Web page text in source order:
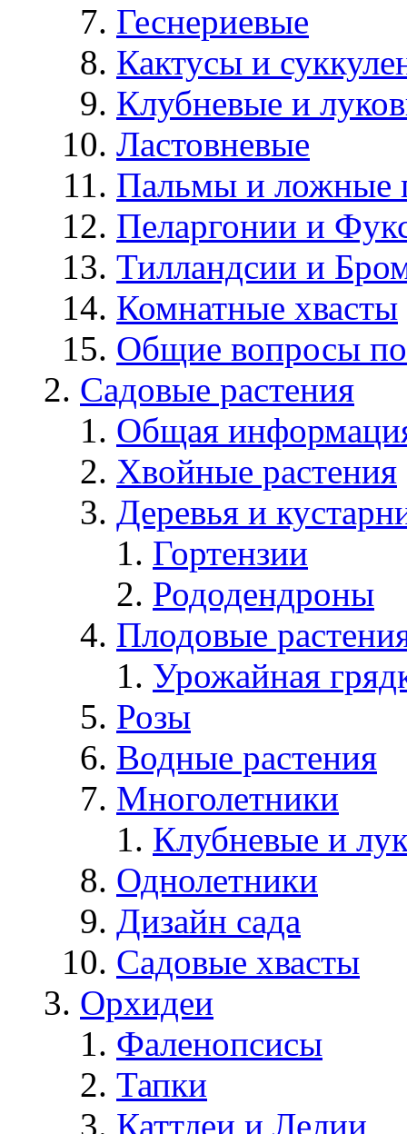
Геснериевые
Кактусы и
Клубневые и
Ластовневые
Пальмы и ложные
Пеларгонии и
Тилландсии и
Комнатные хвасты
Общие вопросы
Садовые растения
Общая
Хвойные растения
Деревья и
Гортензии
Рододендроны
Плодовые
Урожайная
Розы
Водные растения
Многолетники
Клубневые и
Однолетники
Дизайн сада
Садовые хвасты
Орхидеи
Фаленопсисы
Тапки
Каттлеи и Лелии